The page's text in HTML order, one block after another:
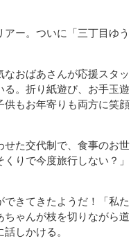
ー。ついに「三丁目ゆう
おばあさんが応援スタッ
る。折り紙遊び、お手玉遊
供もお年寄りも両方に笑顔
せた交代制で、食事のお世
りで今度旅行しない？」
きてきたようだ！「私た
ちゃんが枝を切りながら道
しかける。